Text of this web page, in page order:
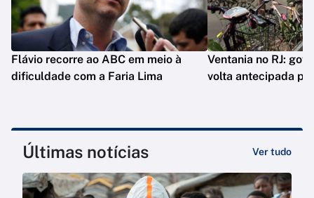
Flávio recorre ao ABC em meio à
dificuldade com a Faria Lima
Ventania no RJ:
volta antecipada
Últimas notícias Ver tudo